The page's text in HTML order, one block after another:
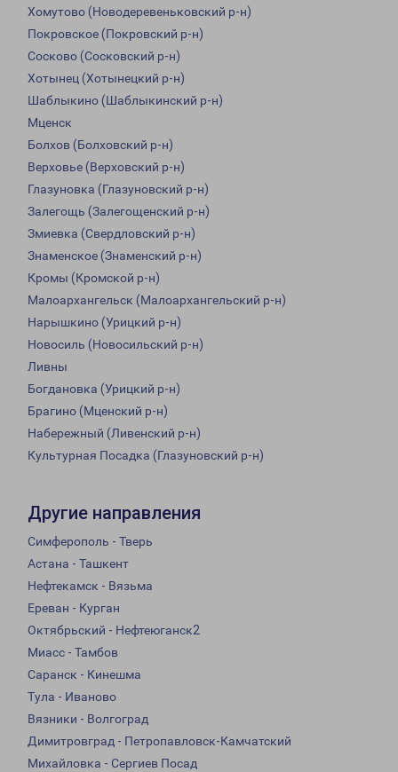
Хомутово (Новодеревеньковский р-н)
Покровское (Покровский р-н)
Сосково (Сосковский р-н)
Хотынец (Хотынецкий р-н)
Шаблыкино (Шаблыкинский р-н)
Мценск
Болхов (Болховский р-н)
Верховье (Верховский р-н)
Глазуновка (Глазуновский р-н)
Залегощь (Залегощенский р-н)
Змиевка (Свердловский р-н)
Знаменское (Знаменский р-н)
Кромы (Кромской р-н)
Малоархангельск (Малоархангельский р-н)
Нарышкино (Урицкий р-н)
Новосиль (Новосильский р-н)
Ливны
Богдановка (Урицкий р-н)
Брагино (Мценский р-н)
Набережный (Ливенский р-н)
Культурная Посадка (Глазуновский р-н)
Другие направления
Симферополь - Тверь
Астана - Ташкент
Нефтекамск - Вязьма
Ереван - Курган
Октябрьский - Нефтеюганск2
Миасс - Тамбов
Саранск - Кинешма
Тула - Иваново
Вязники - Волгоград
Димитровград - Петропавловск-Камчатский
Михайловка - Сергиев Посад